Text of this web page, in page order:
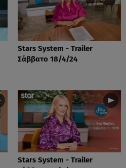
Stars System - Trailer
Σάββατο 18/4/24
Stars System - Trailer